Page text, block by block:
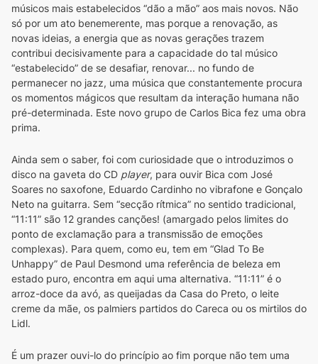
músicos mais estabelecidos “dão a mão” aos mais novos. Não
só por um ato benemerente, mas porque a renovação, as
novas ideias, a energia que as novas gerações trazem
contribui decisivamente para a capacidade do tal músico
“estabelecido” de se desafiar, renovar... no fundo de
permanecer no jazz, uma música que constantemente procura
os momentos mágicos que resultam da interação humana não
pré-determinada. Este novo grupo de Carlos Bica fez uma obra
prima.
Ainda sem o saber, foi com curiosidade que o introduzimos o
disco na gaveta do CD player, para ouvir Bica com José
Soares no saxofone, Eduardo Cardinho no vibrafone e Gonçalo
Neto na guitarra. Sem “secção rítmica” no sentido tradicional,
“11:11” são 12 grandes canções! (amargado pelos limites do
ponto de exclamação para a transmissão de emoções
complexas). Para quem, como eu, tem em “Glad To Be
Unhappy” de Paul Desmond uma referência de beleza em
estado puro, encontra em aqui uma alternativa. “11:11” é o
arroz-doce da avó, as queijadas da Casa do Preto, o leite
creme da mãe, os palmiers partidos do Careca ou os mirtilos do
Lidl.
É um prazer ouvi-lo do princípio ao fim porque não tem uma